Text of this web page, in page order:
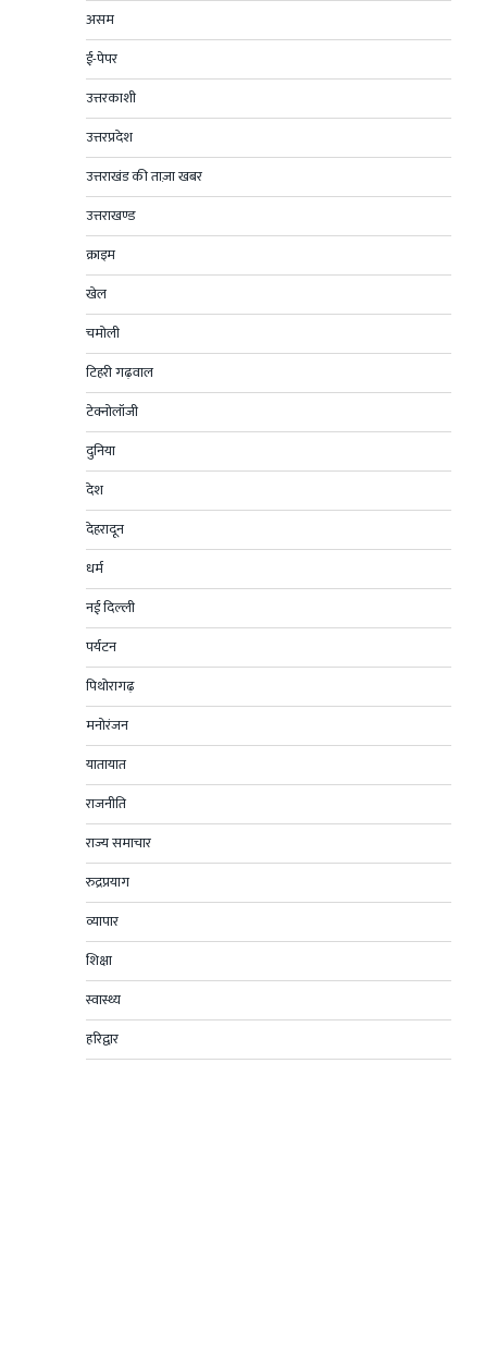
असम
ई-पेपर
उत्तरकाशी
उत्तरप्रदेश
उत्तराखंड की ताज़ा खबर
उत्तराखण्ड
क्राइम
खेल
चमोली
टिहरी गढ़वाल
टेक्नोलॉजी
दुनिया
देश
देहरादून
धर्म
नई दिल्ली
पर्यटन
पिथोरागढ़
मनोरंजन
यातायात
राजनीति
राज्य समाचार
रुद्रप्रयाग
व्यापार
शिक्षा
स्वास्थ्य
हरिद्वार